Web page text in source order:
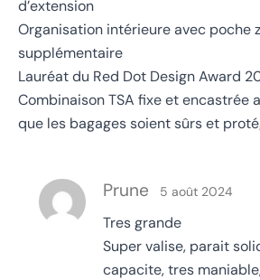
d’extension
Organisation intérieure avec poche
supplémentaire
Lauréat du Red Dot Design Award
Combinaison TSA fixe et encastrée
que les bagages soient sûrs et
Prune 5 août 2024
Tres grande
Super valise, parait
capacite, tres